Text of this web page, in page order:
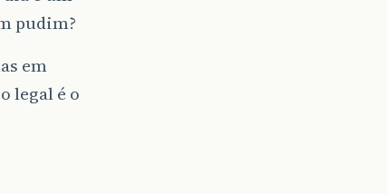
pudim?
em
legal é o